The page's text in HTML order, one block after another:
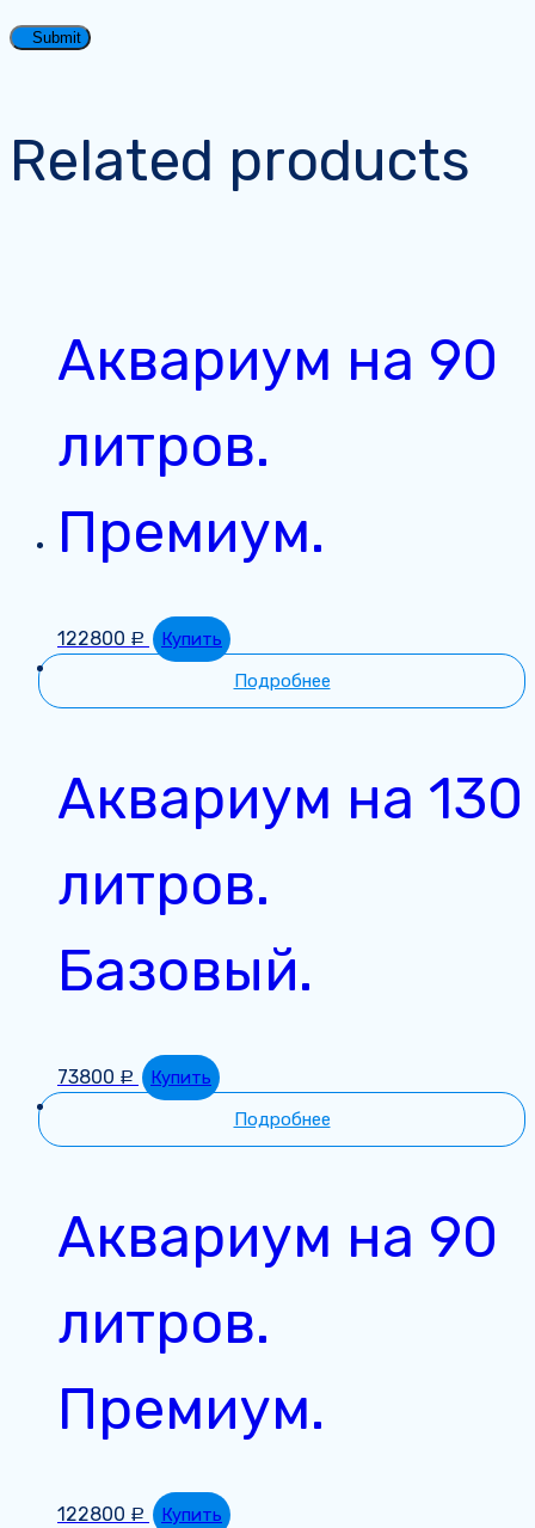
Related products
Аквариум на 90
литров.
Премиум.
122800 Р
Купить
Подробнее
Аквариум на 130
литров.
Базовый.
73800 Р
Купить
Подробнее
Аквариум на 90
литров.
Премиум.
122800 Р
Купить